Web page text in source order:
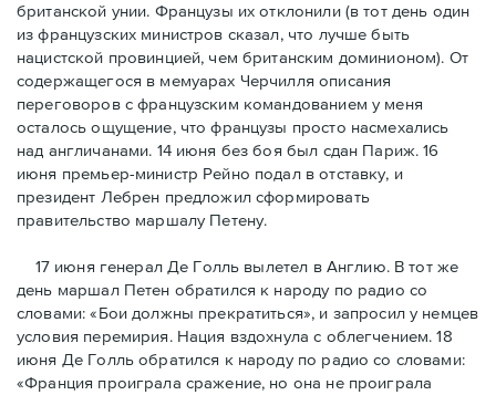
британской унии. Французы их отклонили (в тот день один
из французских министров сказал, что лучше быть
нацистской провинцией, чем британским доминионом). От
содержащегося в мемуарах Черчилля описания
переговоров с французским командованием у меня
осталось ощущение, что французы просто насмехались
над англичанами. 14 июня без боя был сдан Париж. 16
июня премьер-министр Рейно подал в отставку, и
президент Лебрен предложил сформировать
правительство маршалу Петену.
17 июня генерал Де Голль вылетел в Англию. В тот же
день маршал Петен обратился к народу по радио со
словами: «Бои должны прекратиться», и запросил у немцев
условия перемирия. Нация вздохнула с облегчением. 18
июня Де Голль обратился к народу по радио со словами:
«Франция проиграла сражение, но она не проиграла